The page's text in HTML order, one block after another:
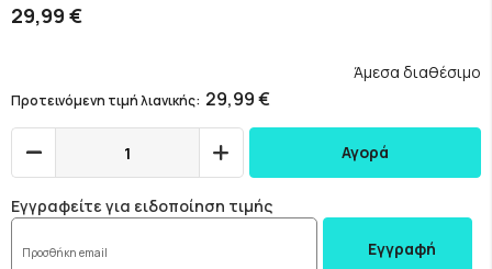
beginning
gallery
29,99 €
Προτεινόμενη τιμή λιανικής 29,99 €
Άμεσα διαθέσιμο
Αγορά
Εγγραφείτε για ειδοποίηση τιμής
Εγγραφή